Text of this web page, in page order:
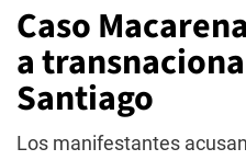
Caso
a
Santiago
Los manifestantes